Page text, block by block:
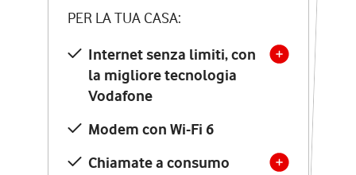
PER LA TUA CASA:
Internet senza limiti, con
la migliore tecnologia
Vodafone
Modem con Wi-Fi 6
Chiamate a consumo
PER LA TUA CASA:
Internet senza limiti, con
la migliore tecnologia
Vodafone
Modem Seven con Wi-Fi 7
Chiamate illimitate verso
numeri fissi e mobili
nazionali